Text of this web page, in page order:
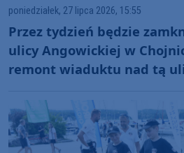
poniedziałek, 27 lipca 2026, 15:55
Przez tydzień będzie
ulicy Angowickiej w
remont wiaduktu nad tą